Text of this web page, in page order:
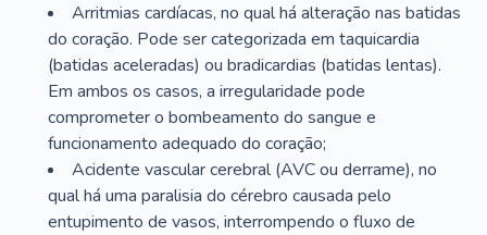
Arritmias cardíacas, no qual há alteração nas batidas
do coração. Pode ser categorizada em taquicardia
(batidas aceleradas) ou bradicardias (batidas lentas).
Em ambos os casos, a irregularidade pode
comprometer o bombeamento do sangue e
funcionamento adequado do coração;
Acidente vascular cerebral (AVC ou derrame), no
qual há uma paralisia do cérebro causada pelo
entupimento de vasos, interrompendo o fluxo de